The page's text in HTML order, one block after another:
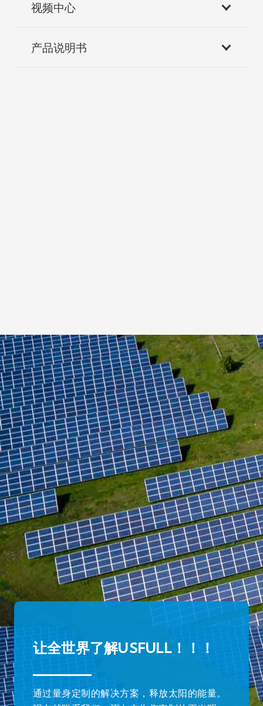
视频中心
产品说明书
让全世界了解USFULL！！！
通过量身定制的解决方案，释放太阳的能量。